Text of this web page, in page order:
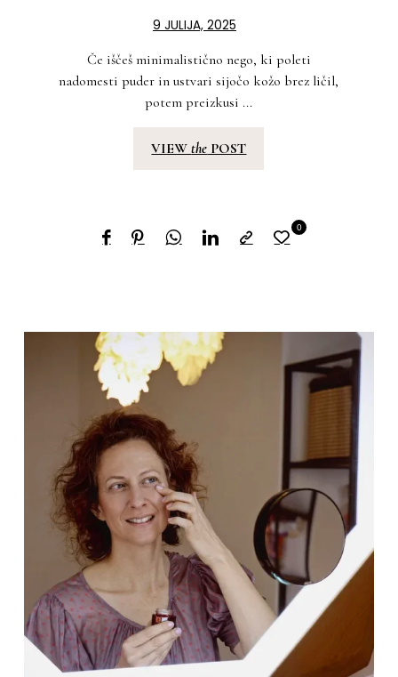
9 JULIJA, 2025
Če iščeš minimalistično nego, ki poleti
nadomesti puder in ustvari sijočo kožo brez ličil,
potem preizkusi ...
VIEWthe POST
0